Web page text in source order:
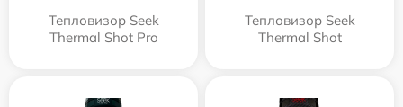
Тепловизор Seek
Thermal Shot Pro
Тепловизор Seek
Thermal Shot